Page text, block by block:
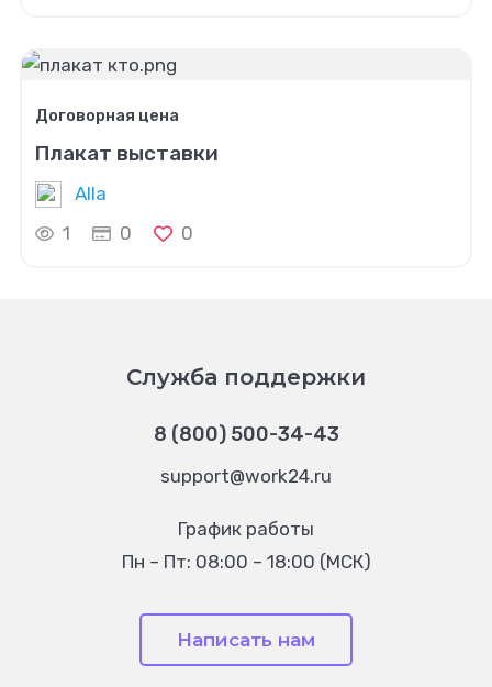
Договорная цена
Плакат выставки
Alla
1
0 0
Служба поддержки
8 (800) 500-34-43
support@work24.ru
График работы
Пн – Пт: 08:00 – 18:00 (МСК)
Написать нам